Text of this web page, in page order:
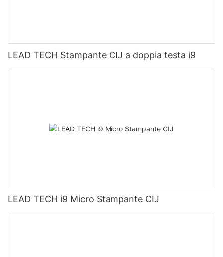
LEAD TECH Stampante CIJ a doppia testa i9
LEAD TECH i9 Micro Stampante CIJ